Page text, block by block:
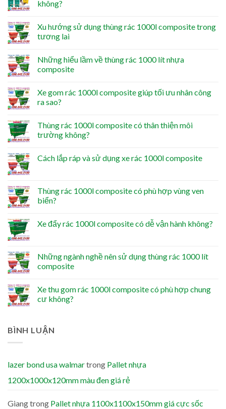
không?
Xu hướng sử dụng thùng rác 1000l composite trong
tương lai
Những hiểu lầm về thùng rác 1000 lít nhựa
composite
Xe gom rác 1000l composite giúp tối ưu nhân công
ra sao?
Thùng rác 1000l composite có thân thiện môi
trường không?
Cách lắp ráp và sử dụng xe rác 1000l composite
Thùng rác 1000l composite có phù hợp vùng ven
biển?
Xe đẩy rác 1000l composite có dễ vận hành không?
Những ngành nghề nên sử dụng thùng rác 1000 lít
composite
Xe thu gom rác 1000l composite có phù hợp chung
cư không?
BÌNH LUẬN
lazer bond usa walmartrong Pallet nhựa
1200x1000x120mm màu đen giá rẻ
Giangtrong Pallet nhựa 1100x1100x150mm giá cực sốc